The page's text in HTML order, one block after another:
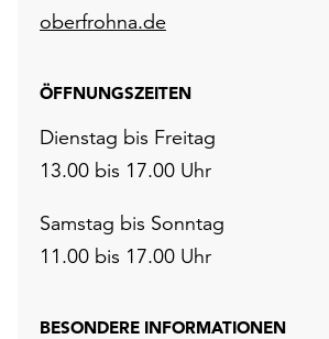
oberfrohna.de
ÖFFNUNGSZEITEN
Dienstag bis Freitag
13.00 bis 17.00 Uhr
Samstag bis Sonntag
11.00 bis 17.00 Uhr
BESONDERE INFORMATIONEN